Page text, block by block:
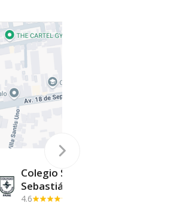
Colegio San
Sebastián
4.6